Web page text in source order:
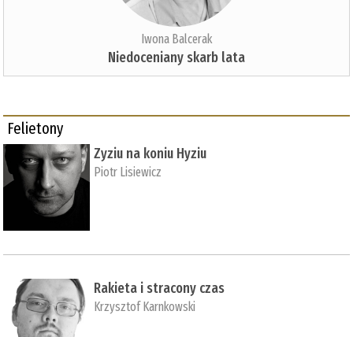
Iwona Balcerak
Niedoceniany skarb lata
Felietony
Zyziu na koniu Hyziu
Piotr Lisiewicz
Rakieta i stracony czas
Krzysztof Karnkowski